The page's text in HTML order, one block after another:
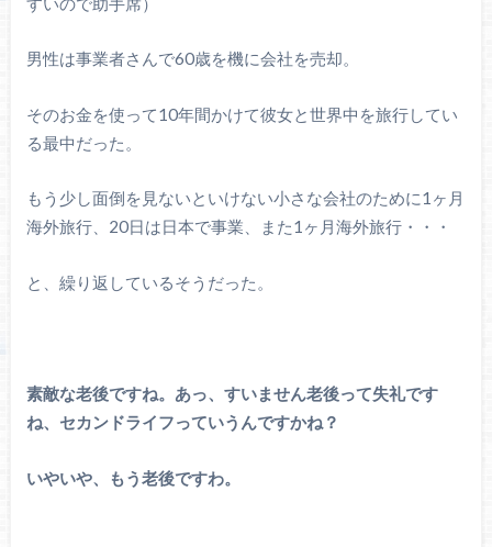
男性は事業者さんで60歳を機に会社を売却。
そのお金を使って10年間かけて彼女と世界中を旅行してい
る最中だった。
もう少し面倒を見ないといけない小さな会社のために1ヶ月
海外旅行、20日は日本で事業、また1ヶ月海外旅行・・・
と、繰り返しているそうだった。
素敵な老後ですね。あっ、すいません老後って失礼です
ね、セカンドライフっていうんですかね？
いやいや、もう老後ですわ。